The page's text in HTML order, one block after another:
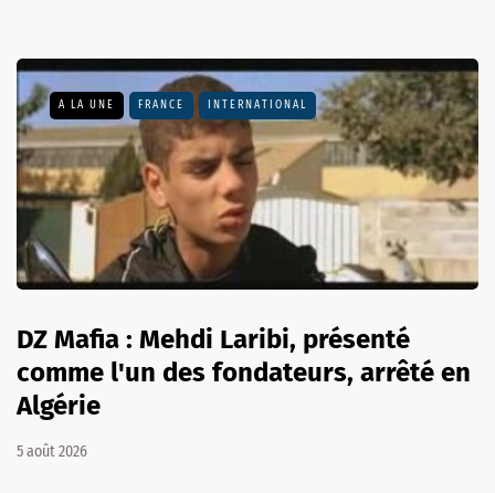
A LA UNE FRANCE INTERNATIONAL
DZ Mafia : Mehdi Laribi, présenté
comme l'un des fondateurs, arrêté en
Algérie
5 août 2026